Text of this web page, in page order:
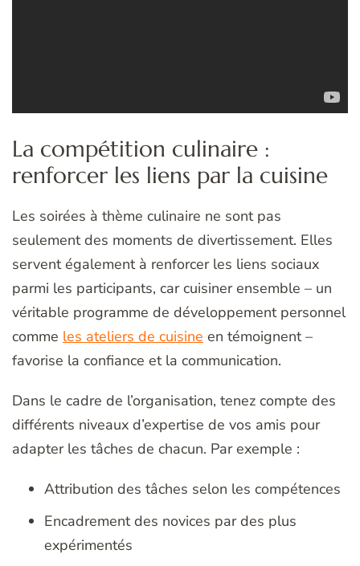
La compétition culinaire :
renforcer les liens par la cuisine
Les soirées à thème culinaire ne sont pas
seulement des moments de divertissement. Elles
servent également à renforcer les liens sociaux
parmi les participants, car cuisiner ensemble – un
véritable programme de développement personnel
comme les ateliers de cuisine en témoignent –
favorise la confiance et la communication.
Dans le cadre de l’organisation, tenez compte des
différents niveaux d’expertise de vos amis pour
adapter les tâches de chacun. Par exemple :
Attribution des tâches selon les compétences
Encadrement des novices par des plus
expérimentés